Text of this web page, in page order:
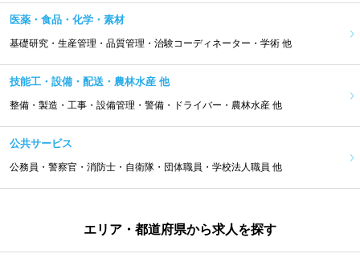
医薬・食品・化学・素材
基礎研究・生産管理・品質管理・治験コーディネーター・学術 他
技能工・設備・配送・農林水産 他
整備・製造・工事・設備管理・警備・ドライバー・農林水産 他
公共サービス
公務員・警察官・消防士・自衛隊・団体職員・学校法人職員 他
エリア・都道府県から求人を探す